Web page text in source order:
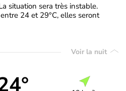
situation sera très instable.
24 et 29°C, elles seront
Voir la nuit